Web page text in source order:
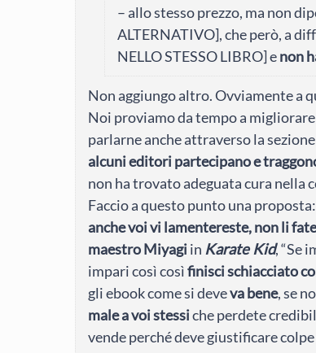
– allo stesso prezzo, ma non
ALTERNATIVO], che però, a
NELLO STESSO LIBRO] enon
Non aggiungo altro. Ovviamente a
Noi proviamo da tempo a
parlarne anche attraverso la sezione
alcuni editori partecipano e
non ha trovato adeguata cura nella
Faccio a questo punto una
anche voi vi lamentereste, non li
maestro Miyagiin Karate Kid, “Se
impari così cosìfinisci schiacciato
gli ebook come si deveva bene, se
male a voi stessiche perdete
vende perché deve giustificare colpe